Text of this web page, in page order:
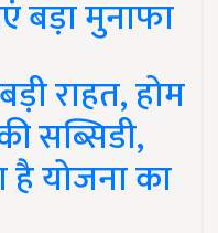
बड़ा मुनाफा
राहत, होम
सब्सिडी,
योजना का